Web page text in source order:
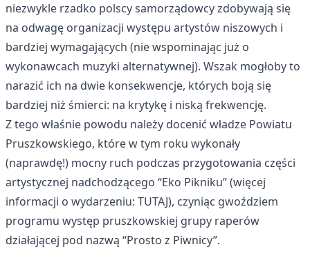
niezwykle rzadko polscy samorządowcy zdobywają się
na odwagę organizacji występu artystów niszowych i
bardziej wymagających (nie wspominając już o
wykonawcach muzyki alternatywnej). Wszak mogłoby to
narazić ich na dwie konsekwencje, których boją się
bardziej niż śmierci: na krytykę i niską frekwencję.
Z tego właśnie powodu należy docenić władze Powiatu
Pruszkowskiego, które w tym roku wykonały
(naprawdę!) mocny ruch podczas przygotowania części
artystycznej nadchodzącego “Eko Pikniku” (więcej
informacji o wydarzeniu: TUTAJ), czyniąc gwoździem
programu występ pruszkowskiej grupy raperów
działającej pod nazwą “Prosto z Piwnicy”.